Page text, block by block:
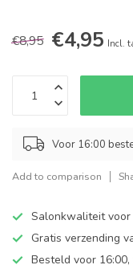
€8,95 €4,95 Incl.
Voor 16:00
Add to comparison
Salonkwaliteit voor
Gratis verzending
Besteld voor